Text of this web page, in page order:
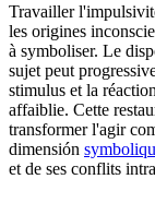
Travailler
les origines
à symboliser. Le
sujet peut
stimulus et la
affaiblie. Cette
transformer l'agir
dimensión
et de ses conflits